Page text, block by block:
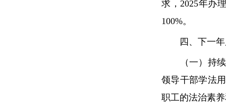
求，2025年办
100%。
四、下一年
（一）持续
领导干部学法
职工的法治素